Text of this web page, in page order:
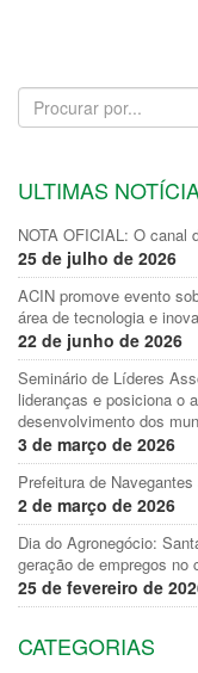
ULTIMAS
NOTA OFICIAL: O canal
25 de julho de 2026
ACIN promove evento
área de tecnologia e
22 de junho de 2026
Seminário de Líderes
lideranças e posiciona o
desenvolvimento dos
3 de março de 2026
Prefeitura de
2 de março de 2026
Dia do Agronegócio:
geração de empregos no
25 de fevereiro de
CATEGORIAS